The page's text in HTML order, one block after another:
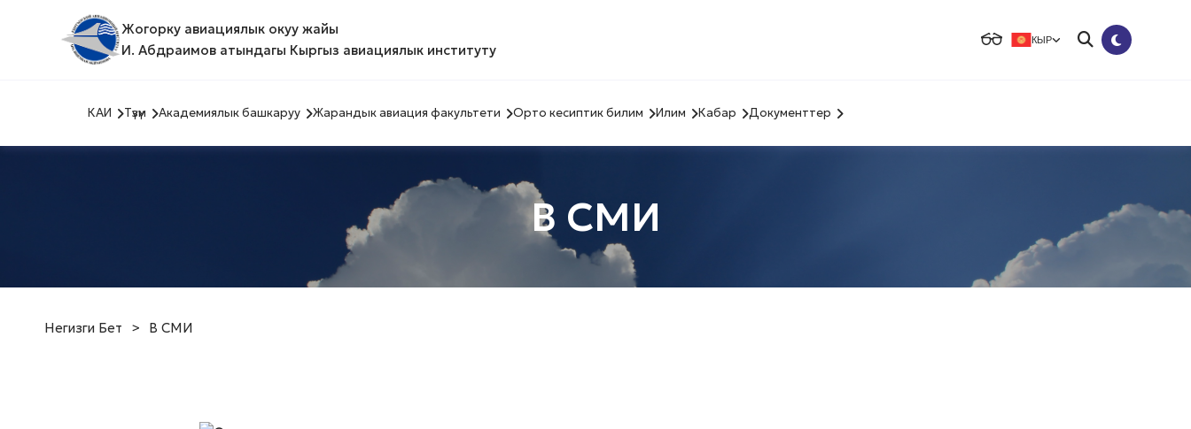
Жогорку авиациялык окуу жайы
И. Абдраимов атындагы Кыргыз авиациялык институту
КЫР
КАИ Түзүм Академиялык башкаруу Жарандык авиация факультети Орто кесиптик билим Илим Кабар Документтер
Негизги Бет > В СМИ
В СМИ